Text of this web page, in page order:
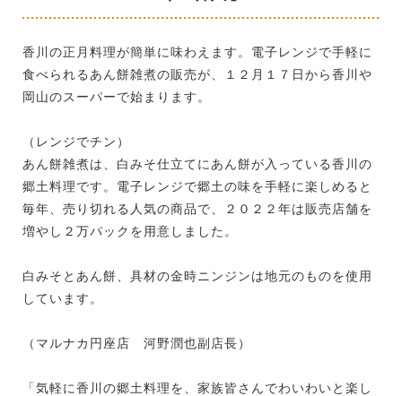
香川の正月料理が簡単に味わえます。電子レンジで手軽に
食べられるあん餅雑煮の販売が、１２月１７日から香川や
岡山のスーパーで始まります。
（レンジでチン）
あん餅雑煮は、白みそ仕立てにあん餅が入っている香川の
郷土料理です。電子レンジで郷土の味を手軽に楽しめると
毎年、売り切れる人気の商品で、２０２２年は販売店舗を
増やし２万パックを用意しました。
白みそとあん餅、具材の金時ニンジンは地元のものを使用
しています。
（マルナカ円座店 河野潤也副店長）
「気軽に香川の郷土料理を、家族皆さんでわいわいと楽し